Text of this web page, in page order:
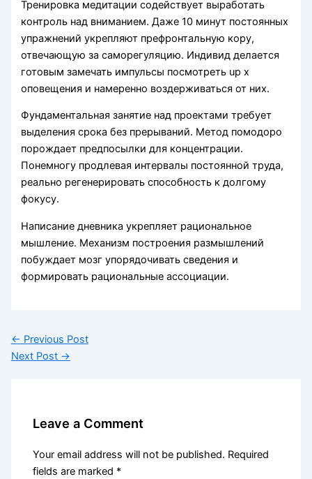
Тренировка медитации содействует выработать
контроль над вниманием. Даже 10 минут постоянных
упражнений укрепляют префронтальную кору,
отвечающую за саморегуляцию. Индивид делается
готовым замечать импульсы посмотреть up x
оповещения и намеренно воздерживаться от них.
Фундаментальная занятие над проектами требует
выделения срока без прерываний. Метод помодоро
порождает предпосылки для концентрации.
Понемногу продлевая интервалы постоянной труда,
реально регенерировать способность к долгому
фокусу.
Написание дневника укрепляет рациональное
мышление. Механизм построения размышлений
побуждает мозг упорядочивать сведения и
формировать рациональные ассоциации.
← Previous Post
Next Post →
Leave a Comment
Your email address will not be published. Required
fields are marked *